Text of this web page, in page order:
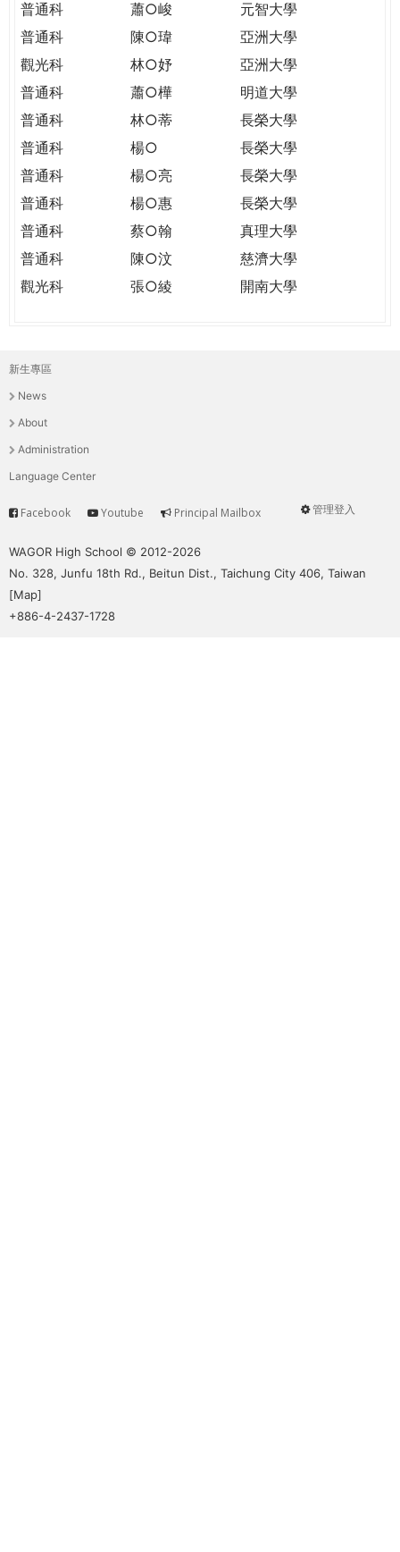
普通科 蕭○峻
元智大學
普通科
陳○瑋
亞洲大學
觀光科
林○妤
亞洲大學
普通科
蕭○樺
明道大學
普通科
林○蒂
長榮大學
普通科
楊○
長榮大學
普通科
楊○亮
長榮大學
普通科
楊○惠
長榮大學
普通科
蔡○翰
真理大學
普通科
陳○汶
慈濟大學
觀光科
張○綾 開南大學
主
選
單
新生專區
News
About
Administration
Language Center
User
管理登入
Service
Facebook Youtube Principal Mailbox
WAGOR High School © 2012-2026
No. 328, Junfu 18th Rd., Beitun Dist., Taichung City 406, Taiwan
[Map]
+886-4-2437-1728